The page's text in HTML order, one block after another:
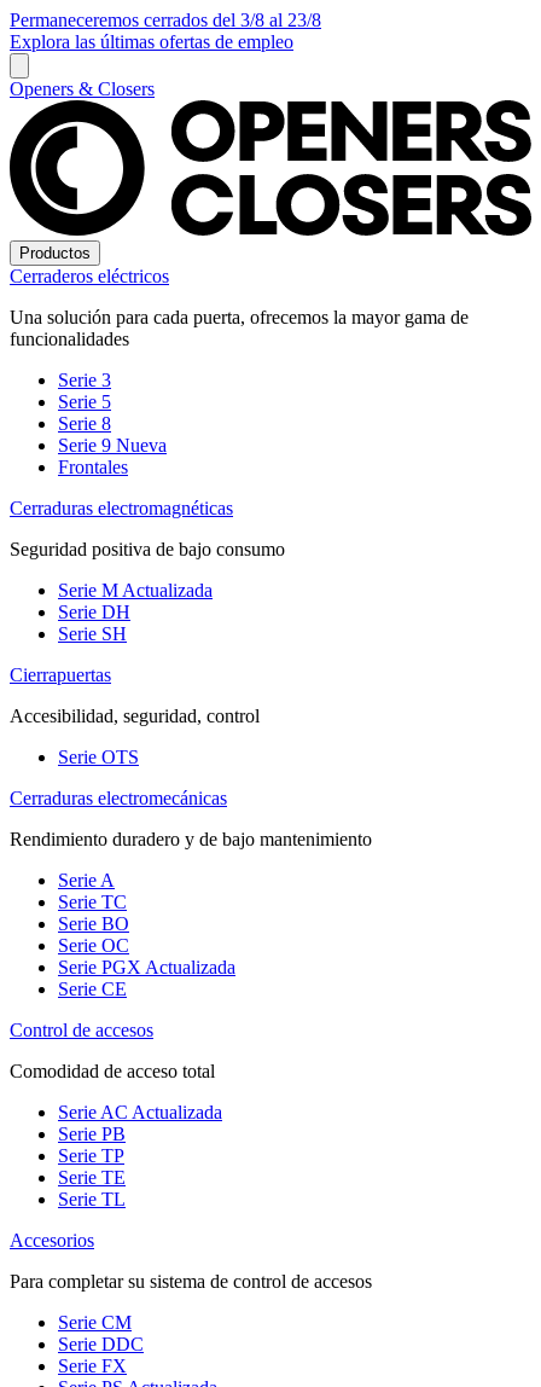
Permaneceremos cerrados del 3/8 al 23/8
Explora las últimas ofertas de empleo
Openers & Closers
Productos
Cerraderos eléctricos
Una solución para cada puerta, ofrecemos la mayor gama de
funcionalidades
Serie 3
Serie 5
Serie 8
Serie 9 Nueva
Frontales
Cerraduras electromagnéticas
Seguridad positiva de bajo consumo
Serie M Actualizada
Serie DH
Serie SH
Cierrapuertas
Accesibilidad, seguridad, control
Serie OTS
Cerraduras electromecánicas
Rendimiento duradero y de bajo mantenimiento
Serie A
Serie TC
Serie BO
Serie OC
Serie PGX Actualizada
Serie CE
Control de accesos
Comodidad de acceso total
Serie AC Actualizada
Serie PB
Serie TP
Serie TE
Serie TL
Accesorios
Para completar su sistema de control de accesos
Serie CM
Serie DDC
Serie FX